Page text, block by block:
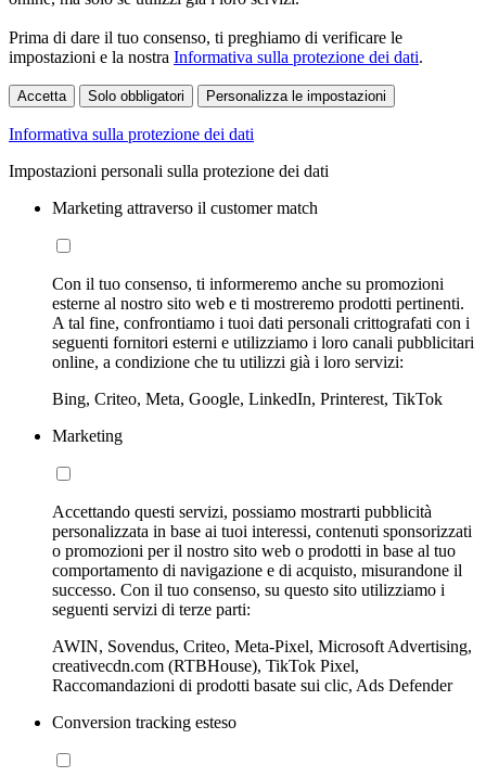
Prima di dare il tuo consenso, ti preghiamo di verificare le
impostazioni e la nostra Informativa sulla protezione dei dati.
Accetta Solo obbligatori Personalizza le impostazioni
Informativa sulla protezione dei dati
Impostazioni personali sulla protezione dei dati
Marketing attraverso il customer match
Con il tuo consenso, ti informeremo anche su promozioni
esterne al nostro sito web e ti mostreremo prodotti pertinenti.
A tal fine, confrontiamo i tuoi dati personali crittografati con i
seguenti fornitori esterni e utilizziamo i loro canali pubblicitari
online, a condizione che tu utilizzi già i loro servizi:
Bing, Criteo, Meta, Google, LinkedIn, Printerest, TikTok
Marketing
Accettando questi servizi, possiamo mostrarti pubblicità
personalizzata in base ai tuoi interessi, contenuti sponsorizzati
o promozioni per il nostro sito web o prodotti in base al tuo
comportamento di navigazione e di acquisto, misurandone il
successo. Con il tuo consenso, su questo sito utilizziamo i
seguenti servizi di terze parti:
AWIN, Sovendus, Criteo, Meta-Pixel, Microsoft Advertising,
creativecdn.com (RTBHouse), TikTok Pixel,
Raccomandazioni di prodotti basate sui clic, Ads Defender
Conversion tracking esteso